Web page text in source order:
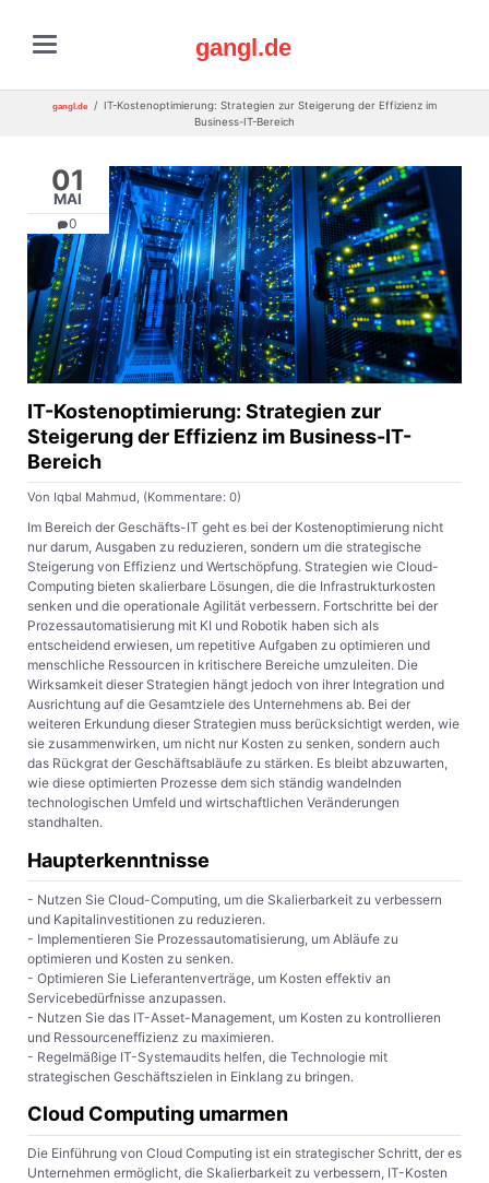
gangl.de
gangl.de
IT-Kostenoptimierung: Strategien zur Steigerung der Effizienz im
Business-IT-Bereich
01
MAI
0
IT-Kostenoptimierung: Strategien zur
Steigerung der Effizienz im Business-IT-
Bereich
Von Iqbal Mahmud, (Kommentare: 0)
Im Bereich der Geschäfts-IT geht es bei der Kostenoptimierung nicht
nur darum, Ausgaben zu reduzieren, sondern um die strategische
Steigerung von Effizienz und Wertschöpfung. Strategien wie Cloud-
Computing bieten skalierbare Lösungen, die die Infrastrukturkosten
senken und die operationale Agilität verbessern. Fortschritte bei der
Prozessautomatisierung mit KI und Robotik haben sich als
entscheidend erwiesen, um repetitive Aufgaben zu optimieren und
menschliche Ressourcen in kritischere Bereiche umzuleiten. Die
Wirksamkeit dieser Strategien hängt jedoch von ihrer Integration und
Ausrichtung auf die Gesamtziele des Unternehmens ab. Bei der
weiteren Erkundung dieser Strategien muss berücksichtigt werden, wie
sie zusammenwirken, um nicht nur Kosten zu senken, sondern auch
das Rückgrat der Geschäftsabläufe zu stärken. Es bleibt abzuwarten,
wie diese optimierten Prozesse dem sich ständig wandelnden
technologischen Umfeld und wirtschaftlichen Veränderungen
standhalten.
Haupterkenntnisse
- Nutzen Sie Cloud-Computing, um die Skalierbarkeit zu verbessern
und Kapitalinvestitionen zu reduzieren.
- Implementieren Sie Prozessautomatisierung, um Abläufe zu
optimieren und Kosten zu senken.
- Optimieren Sie Lieferantenverträge, um Kosten effektiv an
Servicebedürfnisse anzupassen.
- Nutzen Sie das IT-Asset-Management, um Kosten zu kontrollieren
und Ressourceneffizienz zu maximieren.
- Regelmäßige IT-Systemaudits helfen, die Technologie mit
strategischen Geschäftszielen in Einklang zu bringen.
Cloud Computing umarmen
Die Einführung von Cloud Computing ist ein strategischer Schritt, der es
Unternehmen ermöglicht, die Skalierbarkeit zu verbessern, IT-Kosten